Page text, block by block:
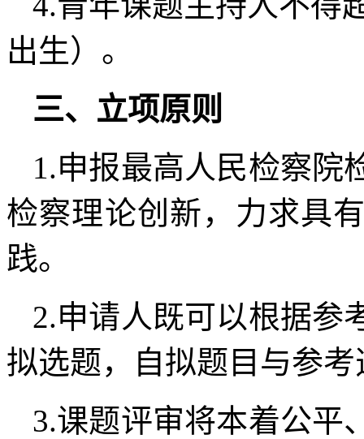
出生）。
三、立项原则
1.申报最高人民检察院
检察理论创新，力求具
践。
2.申请人既可以根据参
拟选题，自拟题目与参
3.课题评审将本着公平